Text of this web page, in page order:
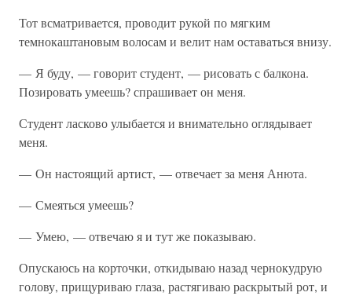
Тот всматривается, проводит рукой по мягким
темнокаштановым волосам и велит нам оставаться внизу.
— Я буду, — говорит студент, — рисовать с балкона.
Позировать умеешь? спрашивает он меня.
Студент ласково улыбается и внимательно оглядывает
меня.
— Он настоящий артист, — отвечает за меня Анюта.
— Смеяться умеешь?
— Умею, — отвечаю я и тут же показываю.
Опускаюсь на корточки, откидываю назад чернокудрую
голову, прищуриваю глаза, растягиваю раскрытый рот, и